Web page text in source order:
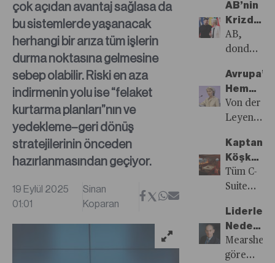
çok açıdan avantaj sağlasa da
bu sistemlerde yaşanacak
herhangi bir arıza tüm işlerin
durma noktasına gelmesine
sebep olabilir. Riski en aza
indirmenin yolu ise “felaket
kurtarma planları”nın ve
yedekleme–geri dönüş
stratejilerinin önceden
hazırlanmasından geçiyor.
19 Eylül 2025
01:01
Sinan
Koparan
mi
İniyor?
yüzyıllık
kuralda
değişikliğe
mi
gidiliyor?
Başkan
Donald
Trump
beri
yürürlükte
olan
şirketlerin
tablolarını
üçer
aylık
dönemler
AB’nin
Krizden
Çıkış
Cepheli
Yol
Kodları
AB,
getirisiyle
Ukrayna’ya
‘tazminat
kredisi’
planından
19.
yaptırım
ve gölge
filo
takibine,
yapay
Hem
Ekonomi
Hem
Eğitimli
Yüzü
Von der
Leyen,
rağmen
Avrupa’nın
en uzun
süreli
biri
olmaya
Kaptan
Yangın
Var:
Ne
Yapmalı?
Tüm C-
Suite
aynı
anda
farklı
yangınlarla
Liderler
Neden
Yalan
Söyler?
göre